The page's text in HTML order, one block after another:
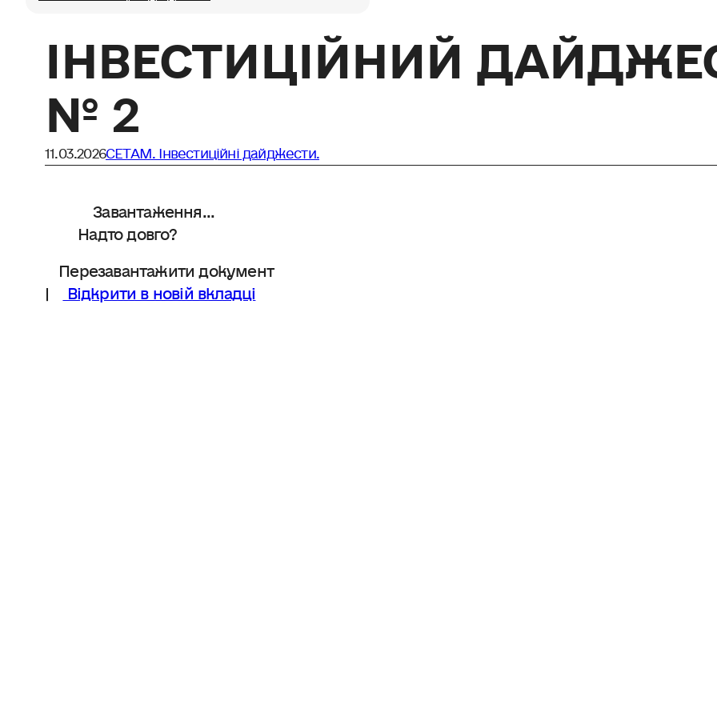
ІНВЕСТИЦІЙНИЙ
№ 2
11.03.2026СЕТАМ. Інвестиційні дайджести.
Завантаження...
Надто довго?
Перезавантажити документ
| Відкрити в новій вкладці